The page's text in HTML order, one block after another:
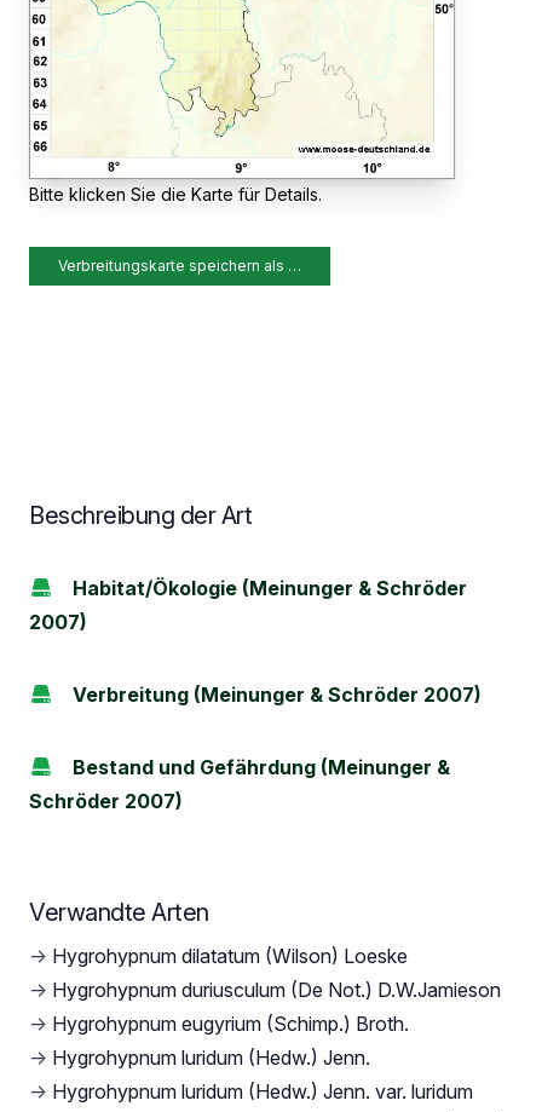
Bitte klicken Sie die Karte für Details.
Verbreitungskarte speichern als …
Beschreibung der Art
Habitat/Ökologie (Meinunger & Schröder
2007)
Verbreitung (Meinunger & Schröder 2007)
Bestand und Gefährdung (Meinunger &
Schröder 2007)
Verwandte Arten
→ Hygrohypnum dilatatum (Wilson) Loeske
→ Hygrohypnum duriusculum (De Not.) D.W.Jamieson
→ Hygrohypnum eugyrium (Schimp.) Broth.
→ Hygrohypnum luridum (Hedw.) Jenn.
→ Hygrohypnum luridum (Hedw.) Jenn. var. luridum